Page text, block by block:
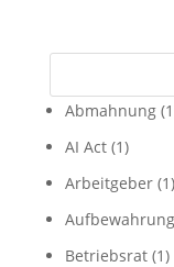
Abmahnung
AI Act(1)
Arbeitgeber(1)
Betriebsrat(1)